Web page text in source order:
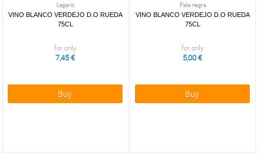
Legaris
VINO BLANCO VERDEJO D.O RUEDA
75CL
for only
7,45 €
Buy
Pata negra
VINO BLANCO VERDEJO D.O RUEDA
75CL
for only
5,00 €
Buy